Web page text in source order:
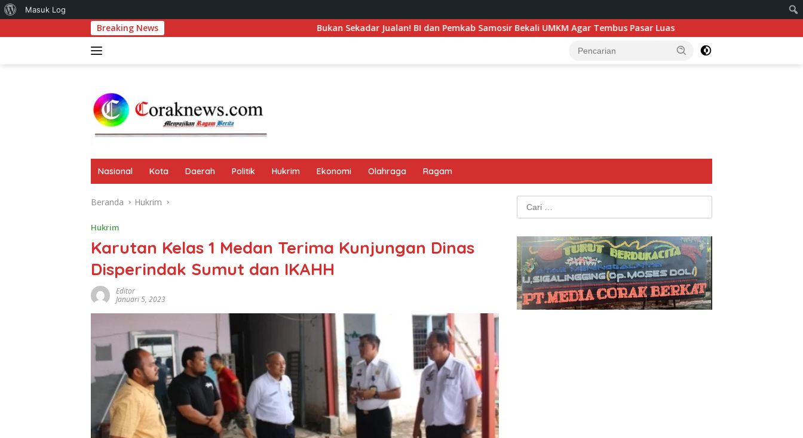
Tentang
Masuk Log
ke
Breaking News Bukan Sekadar Jualan! BI dan Pemkab Samosir Bekali UMKM Agar Tembus Pasar Luas Rajut Budaya, Agro Berjaya! Semangat
Nasional Kota Daerah Politik Hukrim Ekonomi Olahraga Ragam
Beranda Hukrim
Hukrim
Karutan Kelas 1 Medan Terima Kunjungan Dinas
Disperindak Sumut dan IKAHH
Editor
Januari 5, 2023
Cari
untuk: